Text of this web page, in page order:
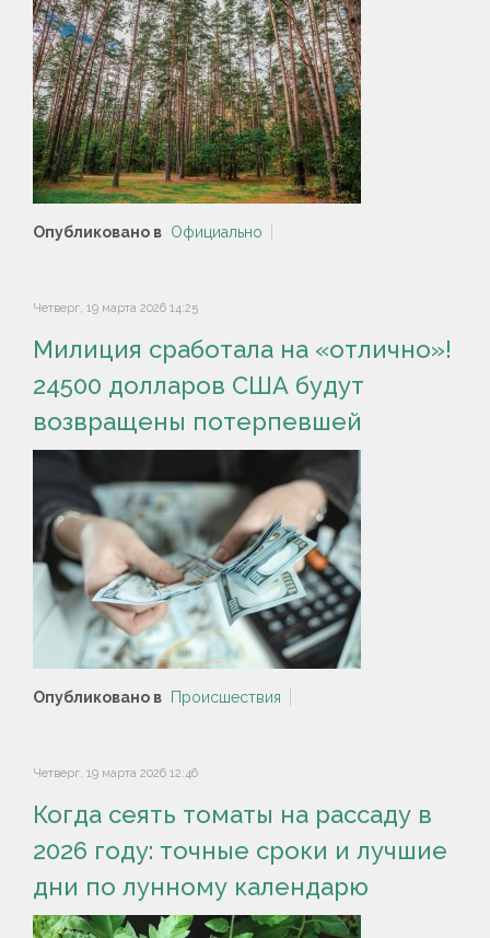
Опубликовано в Официально
Четверг, 19 марта 2026 14:25
Милиция сработала на «отлично»!
24500 долларов США будут
возвращены потерпевшей
Опубликовано в Происшествия
Четверг, 19 марта 2026 12:46
Когда сеять томаты на рассаду в
2026 году: точные сроки и лучшие
дни по лунному календарю